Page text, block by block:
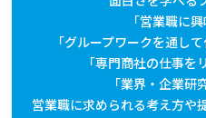
「営業職に
「グループワークを通し
「専門商社の仕事を
「業界・企業研
営業職に求められる考え方や